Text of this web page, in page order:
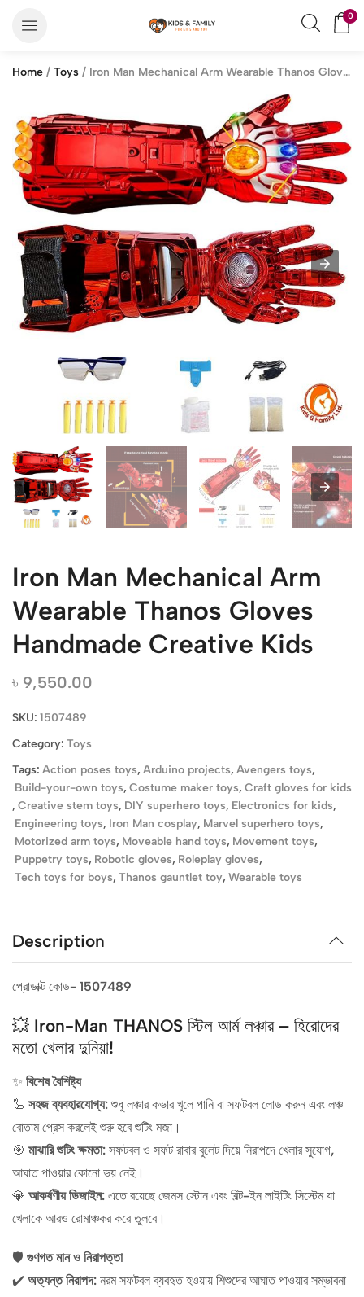
0
Home / Toys / Iron Man Mechanical Arm Wearable Thanos Gloves Handmade Creative Kids
Iron Man Mechanical Arm
Wearable Thanos Gloves
Handmade Creative Kids
৳ 9,550.00
SKU: 1507489
Category: Toys
Tags: Action poses toys, Arduino projects, Avengers toys,
Build-your-own toys, Costume maker toys, Craft gloves for kids
, Creative stem toys, DIY superhero toys, Electronics for kids,
Engineering toys, Iron Man cosplay, Marvel superhero toys,
Motorized arm toys, Moveable hand toys, Movement toys,
Puppetry toys, Robotic gloves, Roleplay gloves,
Tech toys for boys, Thanos gauntlet toy, Wearable toys
Description
প্রোডাক্ট কোড- 1507489
💥 Iron-Man THANOS স্টিল আর্ম লঞ্চার – হিরোদের
মতো খেলার দুনিয়া!
✨ বিশেষ বৈশিষ্ট্য
🦾 সহজ ব্যবহারযোগ্য: শুধু লঞ্চার কভার খুলে পানি বা সফটবল লোড করুন এবং লঞ্চ
বোতাম প্রেস করলেই শুরু হবে শুটিং মজা।
🎯 মাঝারি শুটিং ক্ষমতা: সফটবল ও সফট রাবার বুলেট দিয়ে নিরাপদে খেলার সুযোগ,
আঘাত পাওয়ার কোনো ভয় নেই।
💎 আকর্ষণীয় ডিজাইন: এতে রয়েছে জেমস স্টোন এবং বিল্ট-ইন লাইটিং সিস্টেম যা
খেলাকে আরও রোমাঞ্চকর করে তুলবে।
🛡️ গুণগত মান ও নিরাপত্তা
✔️ অত্যন্ত নিরাপদ: নরম সফটবল ব্যবহৃত হওয়ায় শিশুদের আঘাত পাওয়ার সম্ভাবনা